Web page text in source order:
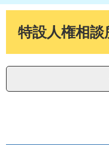
へ
特設人権相